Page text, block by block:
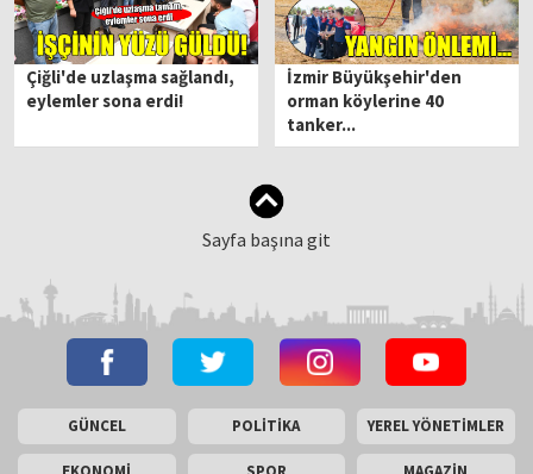
Çiğli'de uzlaşma sağlandı,
eylemler sona erdi!
İzmir Büyükşehir'den
orman köylerine 40
tanker...
Sayfa başına git
GÜNCEL POLİTİKA YEREL YÖNETİMLER